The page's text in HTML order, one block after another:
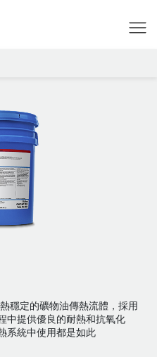
穩定的礦物油傳熱流體，採用
中提供優良的耐熱和抗氧化
系統中使用都是如此